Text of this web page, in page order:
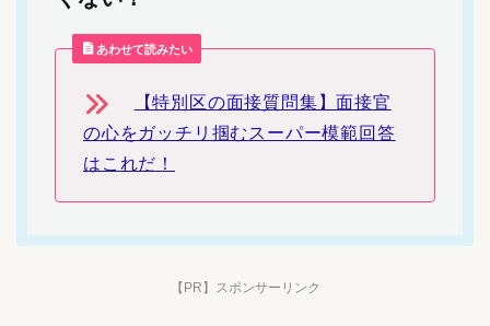
あわせて読みたい
【特別区の面接質問集】面接官
の心をガッチリ掴むスーパー模範回答
はこれだ！
【PR】スポンサーリンク